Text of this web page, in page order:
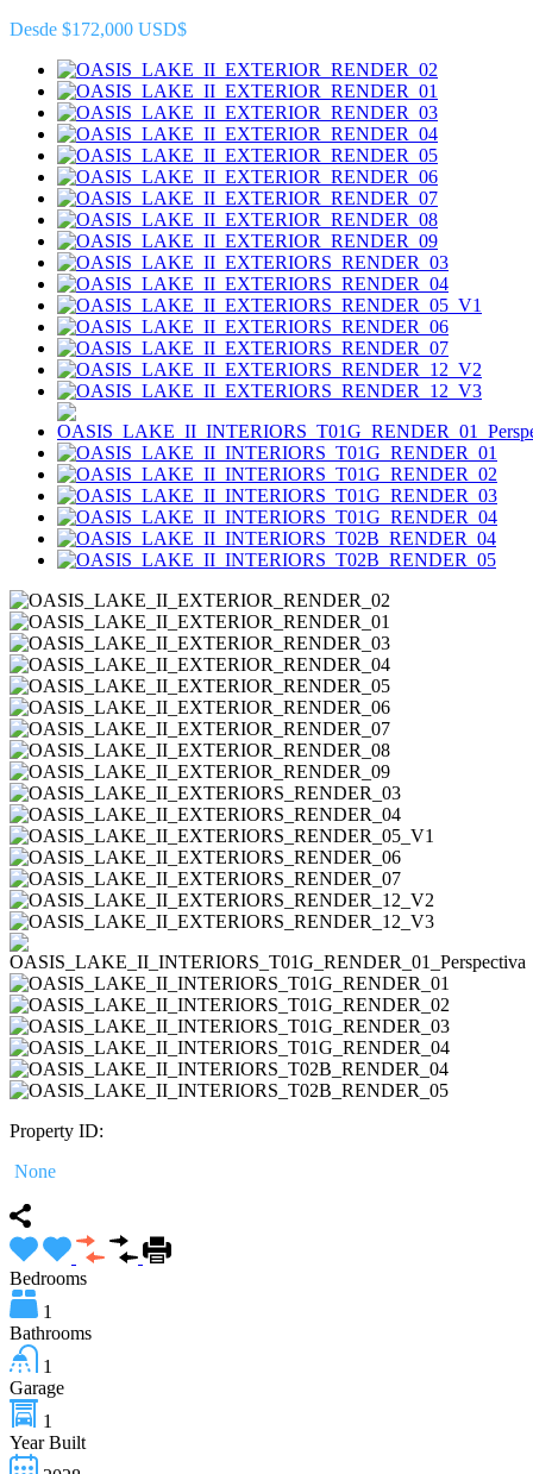
Desde $172,000 USD$
Property ID:
None
Bedrooms
1
Bathrooms
1
Garage
1
Year Built